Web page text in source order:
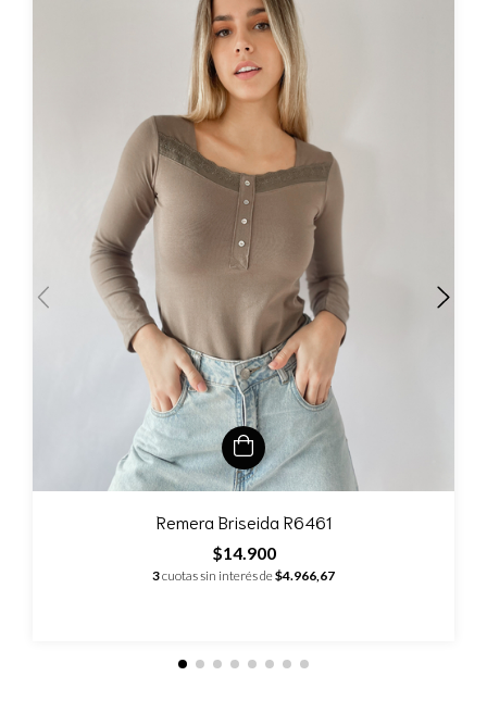
Remera Briseida R6461
$14.900
3cuotas sin interés de$4.966,67